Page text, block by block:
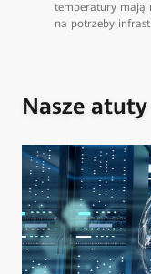
temperatury mają
na potrzeby
Nasze atuty